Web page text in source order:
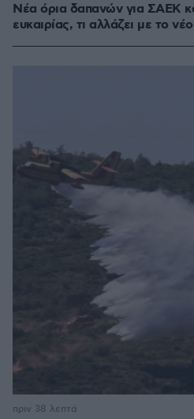
Νέα όρια δαπανών για ΣΑΕΚ
ευκαιρίας, τι αλλάζει με το
πριν 38 λεπτά